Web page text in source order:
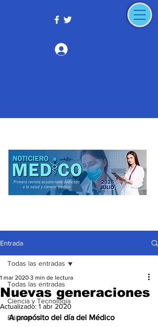
Entrada
Todas las entradas
Ciencia y Tecnología
Editorial
Todas las entradas
Nuevas generaciones
1 mar 2020 3 min de lectura
Actualizado: 1 abr 2020
A propósito del día del Médico